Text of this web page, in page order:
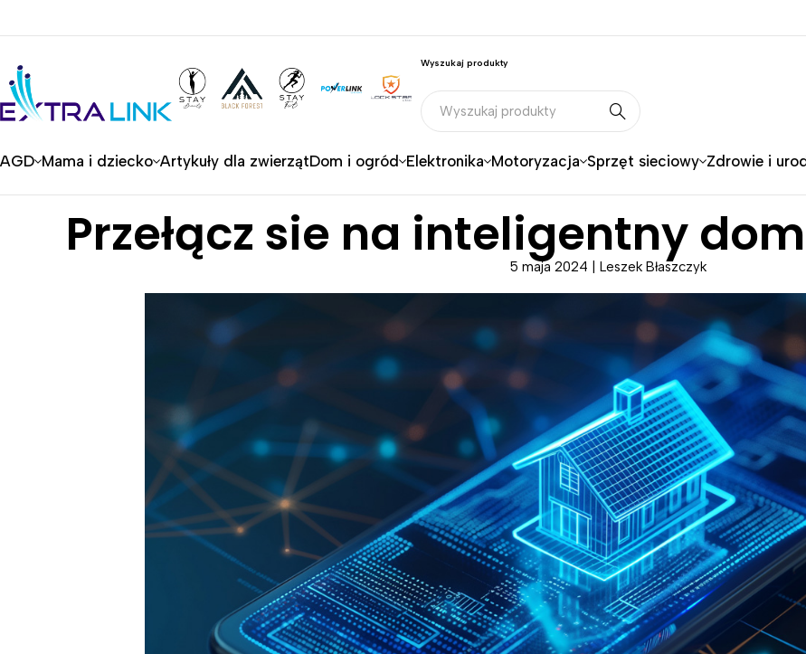
Wyszukaj produkty
AGD Mama i dziecko Artykuły dla zwierzątDom i ogród Elektronika Motoryzacja Sprzęt sieciowy Zdrowie i
Przełącz sie na inteligentny
5 maja 2024 | Leszek Błaszczyk